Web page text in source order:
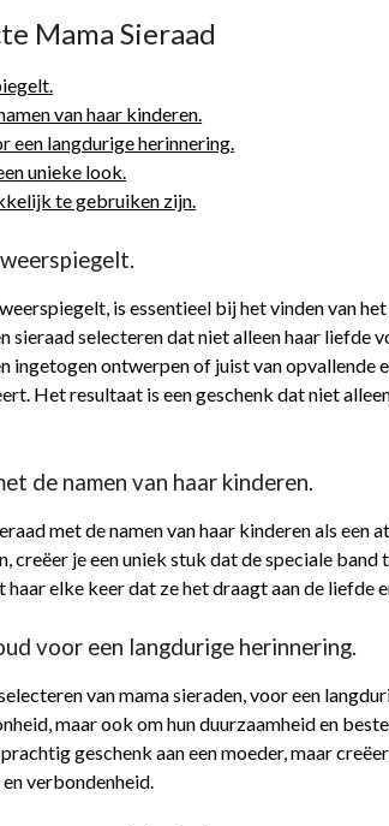
Mama Sieraad
van haar kinderen.
een langdurige herinnering.
unieke look.
te gebruiken zijn.
is essentieel bij het vinden van
sieraad selecteren dat niet alleen haar liefde
ontwerpen of juist van opvallende
Het resultaat is een geschenk dat niet
de namen van haar kinderen.
met de namen van haar kinderen als een
creëer je een uniek stuk dat de speciale
elke keer dat ze het draagt aan de liefde
voor een langdurige herinnering.
van mama sieraden, voor een
maar ook om hun duurzaamheid en
geschenk aan een moeder, maar
verbondenheid.